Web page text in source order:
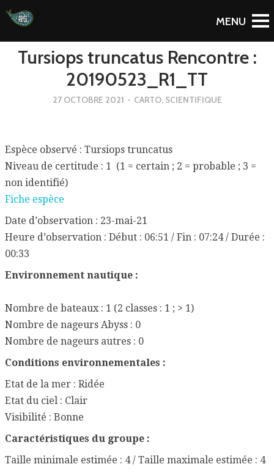
To Blog
Tursiops truncatus Rencontre :
20190523_R1_TT
27 OCTOBRE 2021 - CARTO, SCIENTIFIQUE
Espèce observé : Tursiops truncatus
Niveau de certitude : 1 (1 = certain ; 2 = probable ; 3 =
non identifié)
Fiche espèce
Date d’observation : 23-mai-21
Heure d’observation : Début : 06:51 / Fin : 07:24 / Durée :
00:33
Environnement nautique :
Nombre de bateaux : 1 (2 classes : 1 ; > 1)
Nombre de nageurs Abyss : 0
Nombre de nageurs autres : 0
Conditions environnementales :
Etat de la mer : Ridée
Etat du ciel : Clair
Visibilité : Bonne
Caractéristiques du groupe :
Taille minimale estimée : 4 / Taille maximale estimée : 4